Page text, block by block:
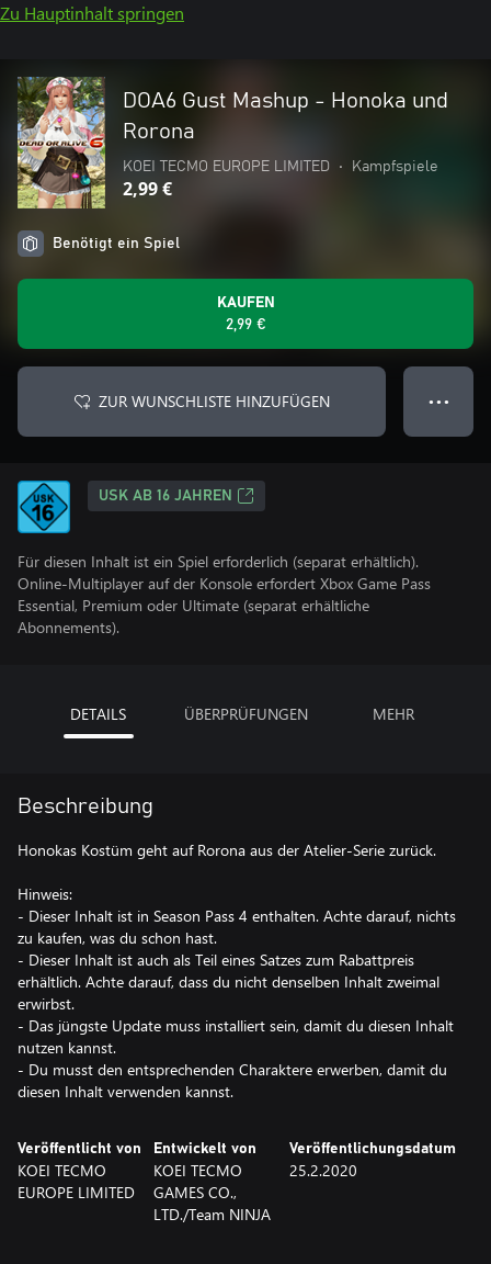
Zu Hauptinhalt springen
DOA6 Gust Mashup - Honoka und
Rorona
KOEI TECMO EUROPE LIMITED • Kampfspiele
2,99 €
Benötigt ein Spiel
KAUFEN
2,99 €
ZUR WUNSCHLISTE HINZUFÜGEN ● ● ●
USK AB 16 JAHREN
Für diesen Inhalt ist ein Spiel erforderlich (separat erhältlich).
Online-Multiplayer auf der Konsole erfordert Xbox Game Pass
Essential, Premium oder Ultimate (separat erhältliche
Abonnements).
DETAILS ÜBERPRÜFUNGEN MEHR
Beschreibung
Honokas Kostüm geht auf Rorona aus der Atelier-Serie zurück.
Hinweis:
- Dieser Inhalt ist in Season Pass 4 enthalten. Achte darauf, nichts
zu kaufen, was du schon hast.
- Dieser Inhalt ist auch als Teil eines Satzes zum Rabattpreis
erhältlich. Achte darauf, dass du nicht denselben Inhalt zweimal
erwirbst.
- Das jüngste Update muss installiert sein, damit du diesen Inhalt
nutzen kannst.
- Du musst den entsprechenden Charaktere erwerben, damit du
diesen Inhalt verwenden kannst.
Veröffentlicht von
KOEI TECMO
EUROPE LIMITED
Entwickelt von
KOEI TECMO
GAMES CO.,
LTD./Team NINJA
Veröffentlichungsdatum
25.2.2020